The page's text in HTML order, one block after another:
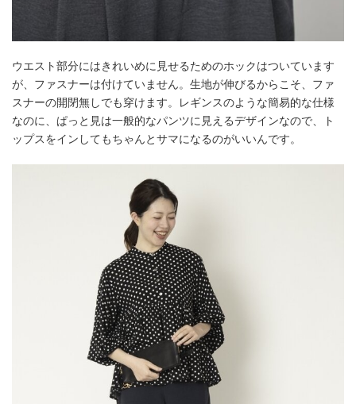
ウエスト部分にはきれいめに見せるためのホックはついています
が、ファスナーは付けていません。生地が伸びるからこそ、ファ
スナーの開閉無しでも穿けます。レギンスのような簡易的な仕様
なのに、ぱっと見は一般的なパンツに見えるデザインなので、ト
ップスをインしてもちゃんとサマになるのがいいんです。